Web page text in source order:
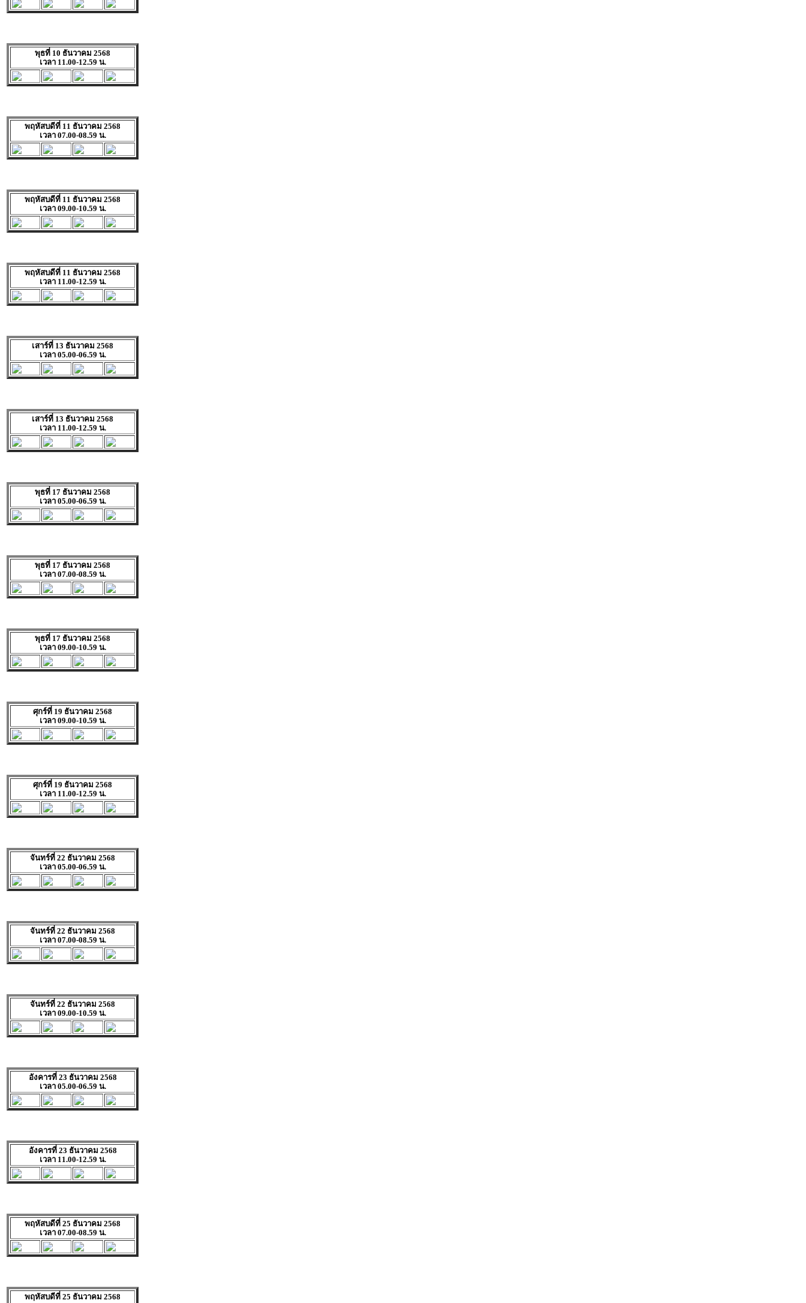
พุธที่ 10 ธันวาคม 2568
เวลา 11.00-12.59 น.
พฤหัสบดีที่ 11 ธันวาคม 2568
เวลา 07.00-08.59 น.
พฤหัสบดีที่ 11 ธันวาคม 2568
เวลา 09.00-10.59 น.
พฤหัสบดีที่ 11 ธันวาคม 2568
เวลา 11.00-12.59 น.
เสาร์ที่ 13 ธันวาคม 2568
เวลา 05.00-06.59 น.
เสาร์ที่ 13 ธันวาคม 2568
เวลา 11.00-12.59 น.
พุธที่ 17 ธันวาคม 2568
เวลา 05.00-06.59 น.
พุธที่ 17 ธันวาคม 2568
เวลา 07.00-08.59 น.
พุธที่ 17 ธันวาคม 2568
เวลา 09.00-10.59 น.
ศุกร์ที่ 19 ธันวาคม 2568
เวลา 09.00-10.59 น.
ศุกร์ที่ 19 ธันวาคม 2568
เวลา 11.00-12.59 น.
จันทร์ที่ 22 ธันวาคม 2568
เวลา 05.00-06.59 น.
จันทร์ที่ 22 ธันวาคม 2568
เวลา 07.00-08.59 น.
จันทร์ที่ 22 ธันวาคม 2568
เวลา 09.00-10.59 น.
อังคารที่ 23 ธันวาคม 2568
เวลา 05.00-06.59 น.
อังคารที่ 23 ธันวาคม 2568
เวลา 11.00-12.59 น.
พฤหัสบดีที่ 25 ธันวาคม 2568
เวลา 07.00-08.59 น.
พฤหัสบดีที่ 25 ธันวาคม 2568